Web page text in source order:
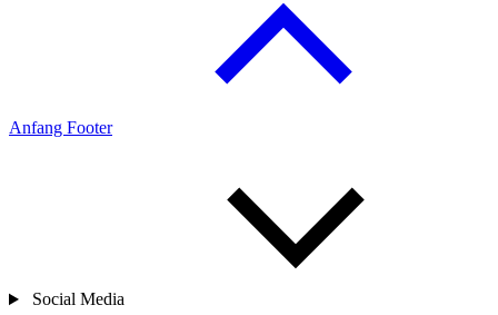
Anfang Footer
Social Media